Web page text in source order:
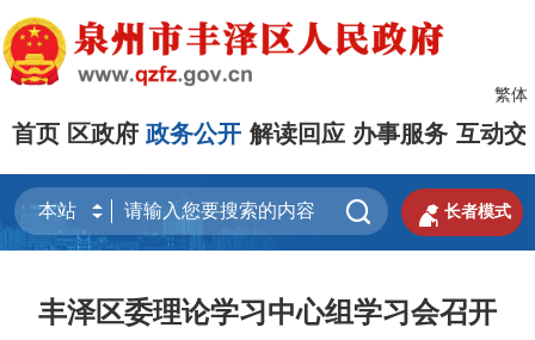
繁体
首页 区政府 政务公开 解读回应 办事服务 互动交
  长者模式
丰泽区委理论学习中心组学习会召开